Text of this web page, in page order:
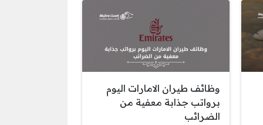
وظائف طيران الامارات اليوم
برواتب جذابة معفية من
الضرائب